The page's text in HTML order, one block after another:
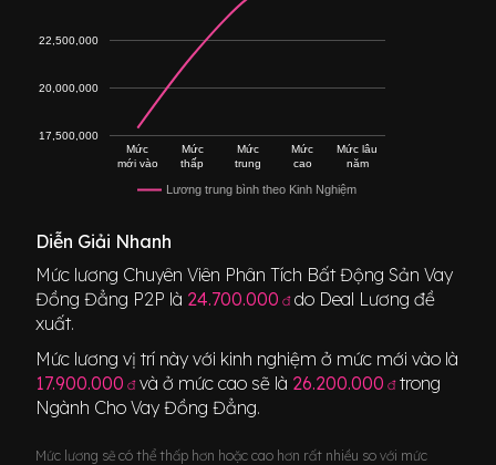
Lương trung bình theo Kinh Nghiệm
Mức
mới vào
Mức
thấp
Mức
trung
Mức
cao
Mức lâu
năm
17,500,000
20,000,000
22,500,000
Diễn Giải Nhanh
Mức lương Chuyên Viên Phân Tích Bất Động Sản Vay
Đồng Đẳng P2P là 24.700.000 đdo Deal Lương đề
xuất.
Mức lương vị trí này với kinh nghiệm ở mức mới vào là
17.900.000 đ và ở mức cao sẽ là 26.200.000 đ trong
Ngành Cho Vay Đồng Đẳng.
Mức lương sẽ có thể thấp hơn hoặc cao hơn rất nhiều so với mức